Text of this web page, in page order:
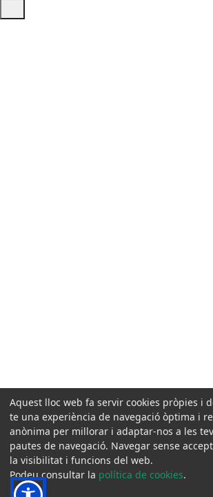
Aquest lloc web fa servir cookies pròpies i
te una experiència de navegació òptima i
anònima per millorar i adaptar-nos a les
pautes de navegació. Navegar sense
la visibilitat i funcions del web.
Podeu consultar la política de cookies.